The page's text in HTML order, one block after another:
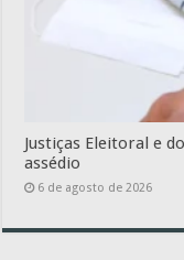
Justiças Eleitoral e
assédio
6 de agosto de 2026